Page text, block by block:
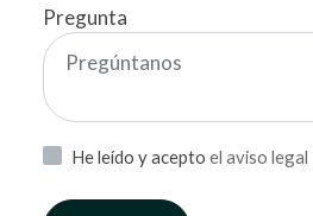
Pregunta
He leído y acepto el aviso legal